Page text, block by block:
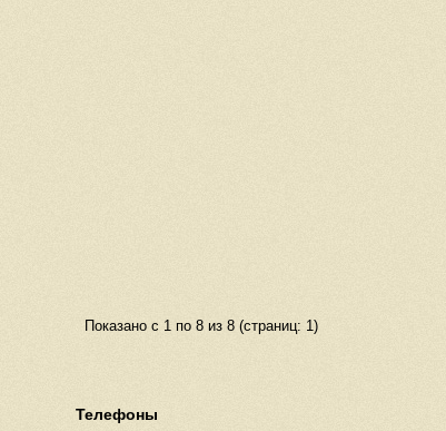
Показано с 1 по 8 из 8 (страниц: 1)
Телефоны